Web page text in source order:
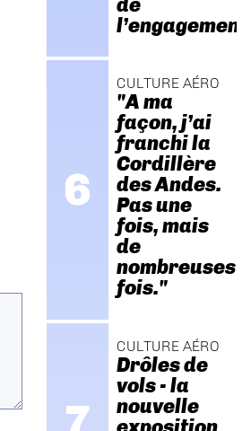
de
l’engagement."
CULTURE AÉRO
"A ma
façon, j’ai
franchi la
Cordillère
des Andes.
Pas une
fois, mais
de
nombreuses
fois."
CULTURE AÉRO
Drôles de
vols - la
nouvelle